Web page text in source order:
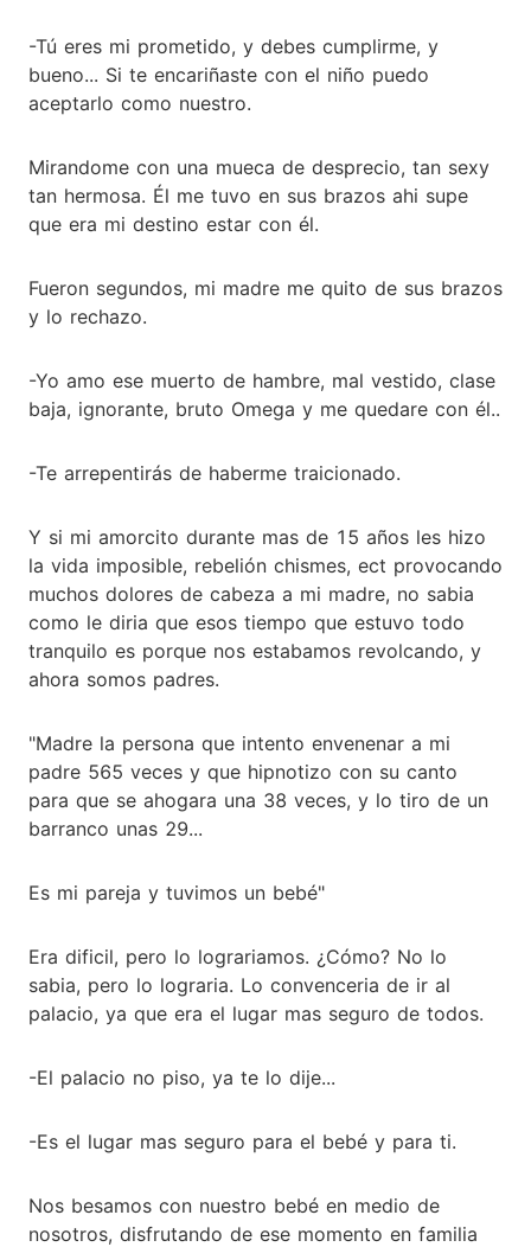
-Tú eres mi prometido, y debes cumplirme, y
bueno... Si te encariñaste con el niño puedo
aceptarlo como nuestro.
Mirandome con una mueca de desprecio, tan sexy
tan hermosa. Él me tuvo en sus brazos ahi supe
que era mi destino estar con él.
Fueron segundos, mi madre me quito de sus brazos
y lo rechazo.
-Yo amo ese muerto de hambre, mal vestido, clase
baja, ignorante, bruto Omega y me quedare con él..
-Te arrepentirás de haberme traicionado.
Y si mi amorcito durante mas de 15 años les hizo
la vida imposible, rebelión chismes, ect provocando
muchos dolores de cabeza a mi madre, no sabia
como le diria que esos tiempo que estuvo todo
tranquilo es porque nos estabamos revolcando, y
ahora somos padres.
"Madre la persona que intento envenenar a mi
padre 565 veces y que hipnotizo con su canto
para que se ahogara una 38 veces, y lo tiro de un
barranco unas 29...
Es mi pareja y tuvimos un bebé"
Era dificil, pero lo lograriamos. ¿Cómo? No lo
sabia, pero lo lograria. Lo convenceria de ir al
palacio, ya que era el lugar mas seguro de todos.
-El palacio no piso, ya te lo dije...
-Es el lugar mas seguro para el bebé y para ti.
Nos besamos con nuestro bebé en medio de
nosotros, disfrutando de ese momento en familia